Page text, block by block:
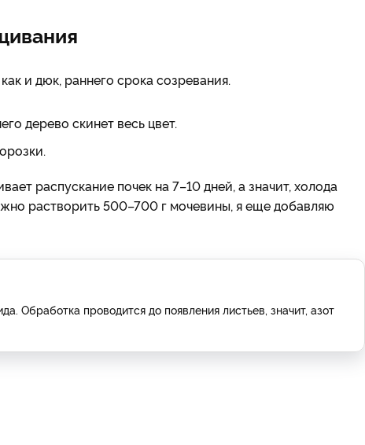
и дюк, раннего срока созревания.
дерево скинет весь цвет.
распускание почек на 7–10 дней, а значит, холода
растворить 500–700 г мочевины, я еще добавляю
Обработка проводится до появления листьев, значит, азот